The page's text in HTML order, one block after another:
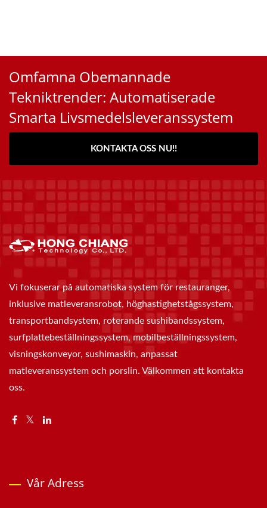
Omfamna Obemannade
Tekniktrender: Automatiserade
Smarta Livsmedelsleveranssystem
KONTAKTA OSS NU!!
Vi fokuserar på automatiska system för restauranger,
inklusive matleveransrobot, höghastighetstågssystem,
transportbandsystem, roterande sushibandssystem,
surfplattebeställningssystem, mobilbeställningssystem,
visningskonveyor, sushimaskin, anpassat
matleveranssystem och porslin. Välkommen att kontakta
oss.
Vår Adress